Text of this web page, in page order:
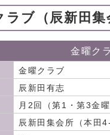
ブ（辰新田集
金曜ク
金曜クラブ
辰新田有志
月2回（第1・第3金曜
辰新田集会所（本田